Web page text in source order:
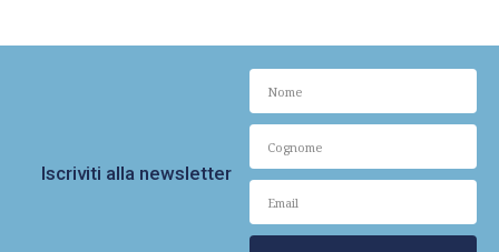
Iscriviti alla newsletter